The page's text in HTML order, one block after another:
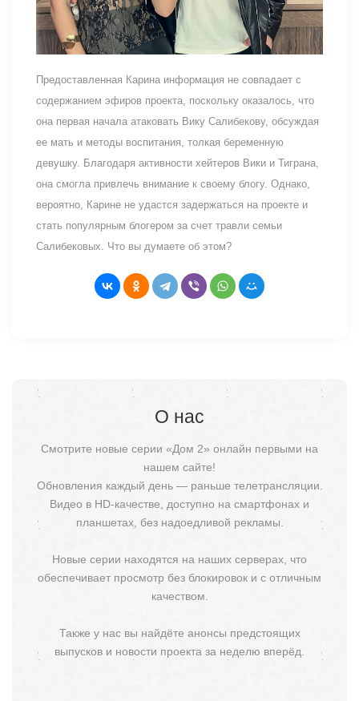
Предоставленная Карина информация не совпадает с
содержанием эфиров проекта, поскольку оказалось, что
она первая начала атаковать Вику Салибекову, обсуждая
ее мать и методы воспитания, толкая беременную
девушку. Благодаря активности хейтеров Вики и Тиграна,
она смогла привлечь внимание к своему блогу. Однако,
вероятно, Карине не удастся задержаться на проекте и
стать популярным блогером за счет травли семьи
Салибековых. Что вы думаете об этом?
О нас
Смотрите новые серии «Дом 2» онлайн первыми на
нашем сайте!
Обновления каждый день — раньше телетрансляции.
Видео в HD-качестве, доступно на смартфонах и
планшетах, без надоедливой рекламы.
Новые серии находятся на наших серверах, что
обеспечивает просмотр без блокировок и с отличным
качеством.
Также у нас вы найдёте анонсы предстоящих
выпусков и новости проекта за неделю вперёд.